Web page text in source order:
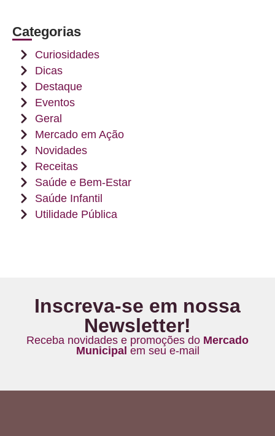
Categorias
Curiosidades
Dicas
Destaque
Eventos
Geral
Mercado em Ação
Novidades
Receitas
Saúde e Bem-Estar
Saúde Infantil
Utilidade Pública
Inscreva-se em nossa
Newsletter!
Receba novidades e promoções do Mercado
Municipal em seu e-mail